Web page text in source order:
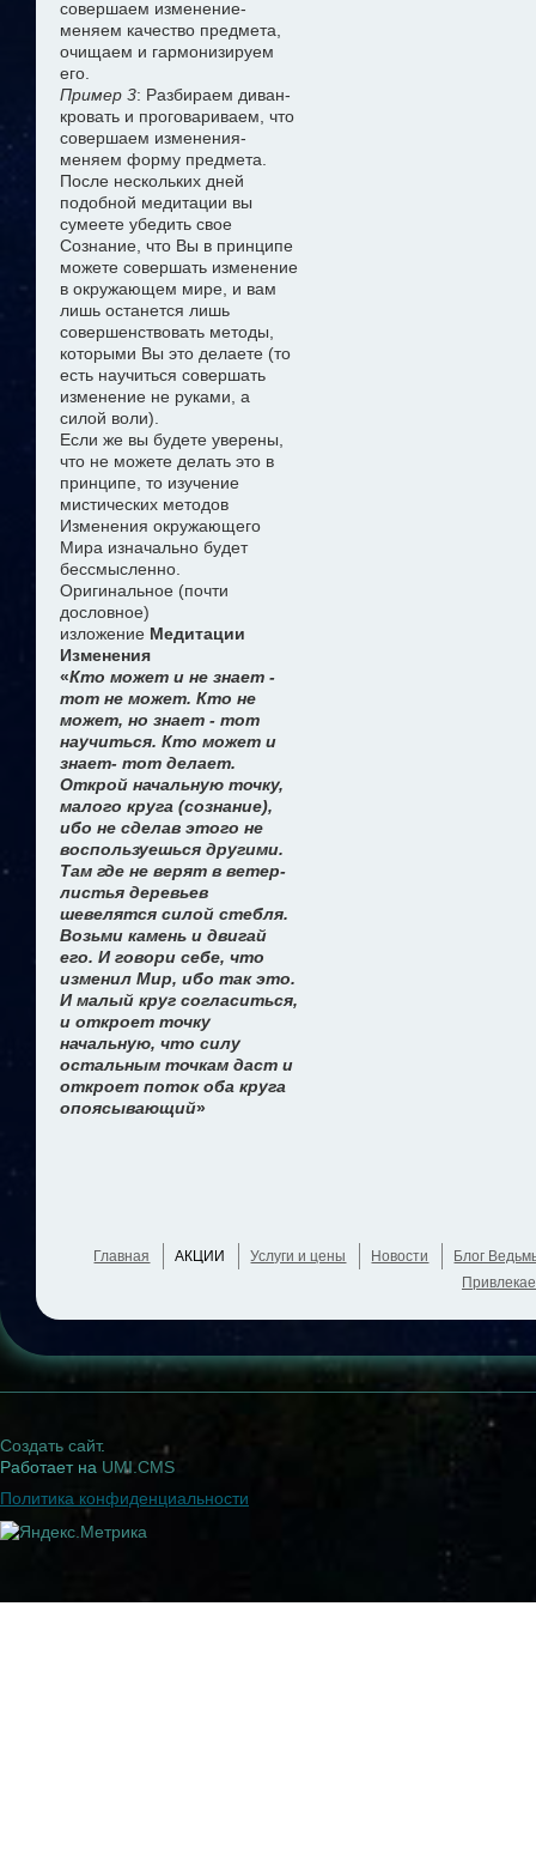
совершаем изменение-
меняем качество предмета,
очищаем и гармонизируем
его.
Пример 3: Разбираем диван-
кровать и проговариваем, что
совершаем изменения-
меняем форму предмета.
После нескольких дней
подобной медитации вы
сумеете убедить свое
Сознание, что Вы в принципе
можете совершать изменение
в окружающем мире, и вам
лишь останется лишь
совершенствовать методы,
которыми Вы это делаете (то
есть научиться совершать
изменение не руками, а
силой воли).
Если же вы будете уверены,
что не можете делать это в
принципе, то изучение
мистических методов
Изменения окружающего
Мира изначально будет
бессмысленно.
Оригинальное (почти
дословное)
изложение Медитации
Изменения
«Кто может и не знает -
тот не может. Кто не
может, но знает - тот
научиться. Кто может и
знает- тот делает.
Открой начальную точку,
малого круга (сознание),
ибо не сделав этого не
воспользуешься другими.
Там где не верят в ветер-
листья деревьев
шевелятся силой стебля.
Возьми камень и двигай
его. И говори себе, что
изменил Мир, ибо так это.
И малый круг согласиться,
и откроет точку
начальную, что силу
остальным точкам даст и
откроет поток оба круга
опоясывающий»
Главная АКЦИИ Услуги и цены Новости
Блог
Создать сайт.
Работает на UMI.CMS
Политика конфиденциальности